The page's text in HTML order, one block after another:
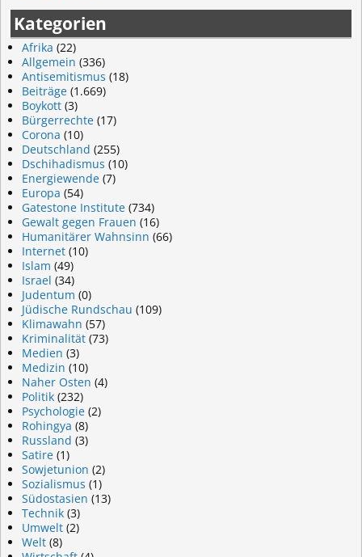
Kategorien
Afrika (22)
Allgemein (336)
Antisemitismus (18)
Beiträge (1.669)
Boykott (3)
Bürgerrechte (17)
Corona (10)
Deutschland (255)
Dschihadismus (10)
Energiewende (7)
Europa (54)
Gatestone Institute (734)
Gewalt gegen Frauen (16)
Humanitärer Wahnsinn (66)
Internet (10)
Islam (49)
Israel (34)
Judentum (0)
Jüdische Rundschau (109)
Klimawahn (57)
Kriminalität (73)
Medien (3)
Medizin (10)
Naher Osten (4)
Politik (232)
Psychologie (2)
Rohingya (8)
Russland (3)
Satire (1)
Sowjetunion (2)
Sozialismus (1)
Südostasien (13)
Technik (3)
Umwelt (2)
Welt (8)